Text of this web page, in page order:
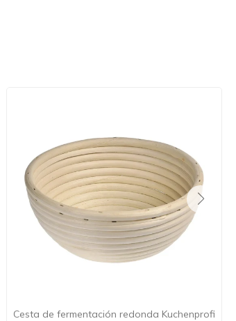
Cesta de fermentación redonda Kuchenprofi